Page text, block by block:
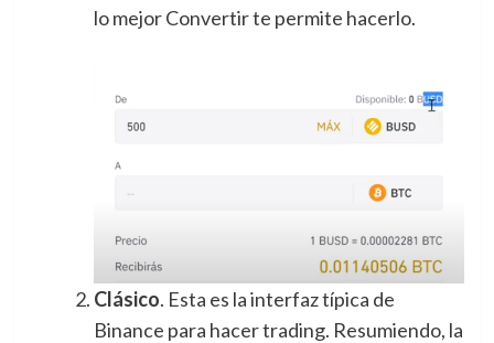
lo mejor Convertir te permite hacerlo.
Clásico. Esta es la interfaz típica de
Binance para hacer trading. Resumiendo, la